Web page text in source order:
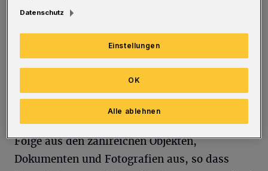
Immer zur „besten Sendezeit“, also um 20:15
Uhr, unternimmt Dr. Ulrike Schrader einen
rund einstündigen Gang durch die Ausstellung
zur jüdischen Geschichte in Wuppertal und
der Region, so am 29. November, 6. und 15.
Dezember 2023 sowie am 9. Januar 2024. Für
jede dieser Führungen wählt sie eine andere
Folge aus den zahlreichen Objekten,
Dokumenten und Fotografien aus, so dass
Datenschutz
Einstellungen
Alle ablehnen
OK